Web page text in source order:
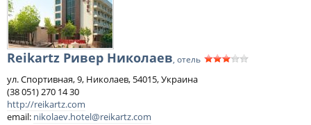
Reikartz Ривер Николаев, отель
ул. Спортивная, 9, Николаев, 54015, Украина
(38 051) 270 14 30
http://reikartz.com
email: nikolaev.hotel@reikartz.com